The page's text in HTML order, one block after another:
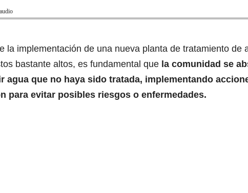
la implementación de una nueva planta de tratamiento de
bastante altos, es fundamental que la comunidad se
agua que no haya sido tratada, implementando
para evitar posibles riesgos o enfermedades.